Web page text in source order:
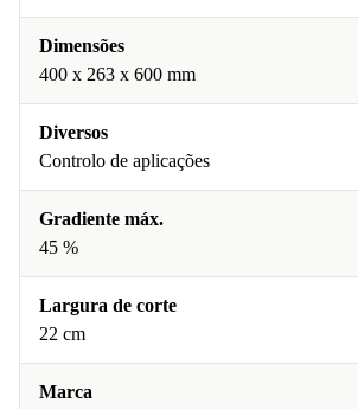
Dimensões
400 x 263 x 600 mm
Diversos
Controlo de aplicações
Gradiente máx.
45 %
Largura de corte
22 cm
Marca